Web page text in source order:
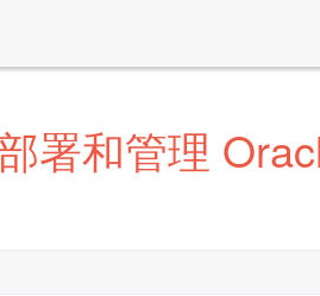
署和管理